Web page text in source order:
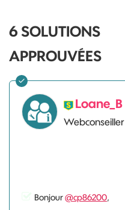
6 SOLUTIONS
APPROUVÉES
Loane_B
Webconseiller
Bonjour@cp86200,